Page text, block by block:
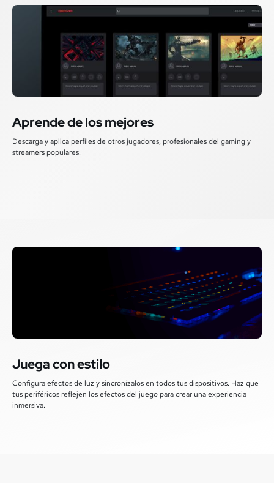
Aprende de los mejores
Descarga y aplica perfiles de otros jugadores, profesionales del gaming y
streamers populares.
Juega con estilo
Configura efectos de luz y sincronízalos en todos tus dispositivos. Haz que
tus periféricos reflejen los efectos del juego para crear una experiencia
inmersiva.